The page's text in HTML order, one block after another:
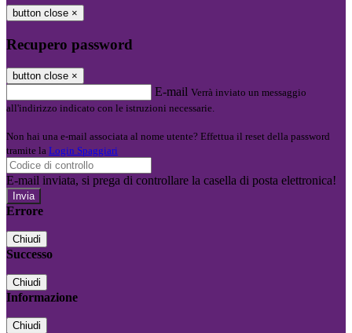
button close ×
Recupero password
button close ×
E-mail Verrà inviato un messaggio
all'indirizzo indicato con le istruzioni necessarie.
Non hai una e-mail associata al nome utente? Effettua il reset della password
tramite la Login Spaggiari
E-mail inviata, si prega di controllare la casella di posta elettronica!
Errore
Chiudi
Successo
Chiudi
Informazione
Chiudi